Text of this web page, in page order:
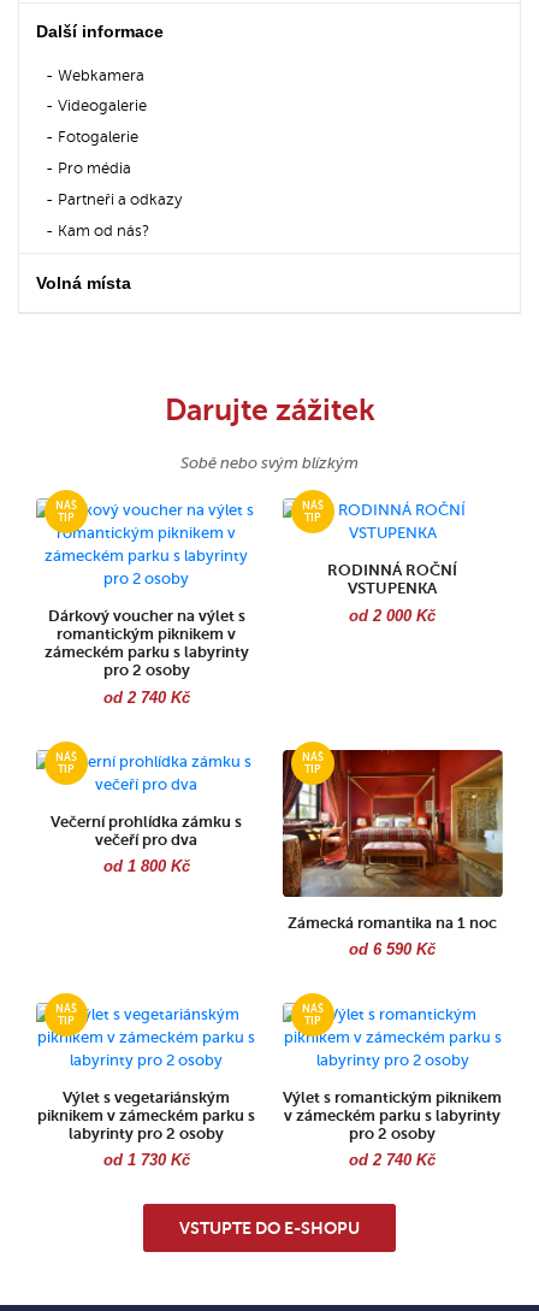
Další informace
Webkamera
Videogalerie
Fotogalerie
Pro média
Partneři a odkazy
Kam od nás?
Volná místa
Darujte zážitek
Sobě nebo svým blízkým
Dárkový voucher na výlet s
romantickým piknikem v
zámeckém parku s labyrinty
pro 2 osoby
od 2 740 Kč
RODINNÁ ROČNÍ
VSTUPENKA
od 2 000 Kč
Večerní prohlídka zámku s
večeří pro dva
od 1 800 Kč
Zámecká romantika na 1 noc
od 6 590 Kč
Výlet s vegetariánským
piknikem v zámeckém parku s
labyrinty pro 2 osoby
od 1 730 Kč
Výlet s romantickým piknikem
v zámeckém parku s labyrinty
pro 2 osoby
od 2 740 Kč
VSTUPTE DO E-SHOPU